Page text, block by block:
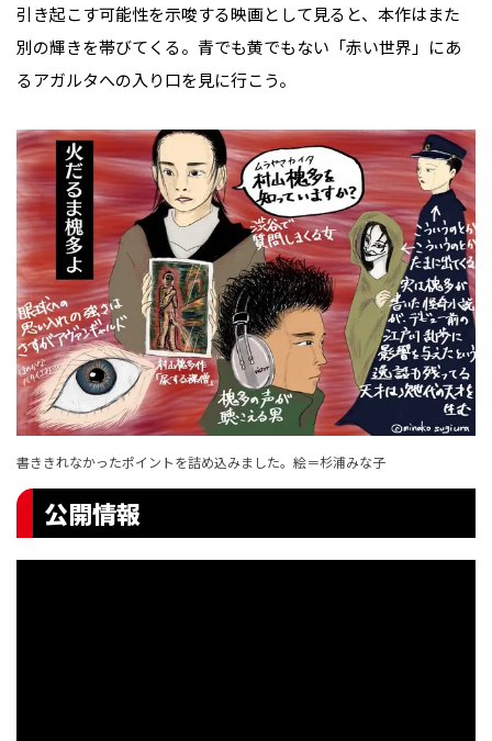
引き起こす可能性を示唆する映画として見ると、本作はまた
別の輝きを帯びてくる。青でも黄でもない「赤い世界」にあ
るアガルタへの入り口を見に行こう。
書ききれなかったポイントを詰め込みました。絵＝杉浦みな子
公開情報